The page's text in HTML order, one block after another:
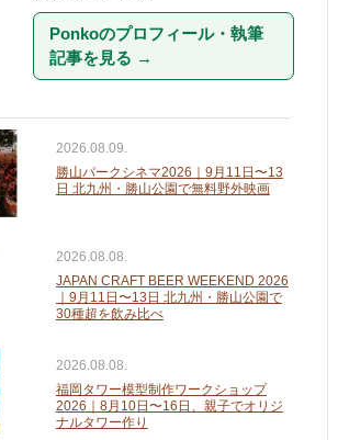
Ponkoのプロフィール・執筆
記事を見る →
2026.08.09.
勝山パークシネマ2026｜9月11日〜13
日 北九州・勝山公園で無料野外映画
2026.08.08.
JAPAN CRAFT BEER WEEKEND 2026
｜9月11日〜13日 北九州・勝山公園で
30種超を飲み比べ
2026.08.08.
福岡タワー模型制作ワークショップ
2026｜8月10日〜16日、親子でオリジ
ナルタワー作り